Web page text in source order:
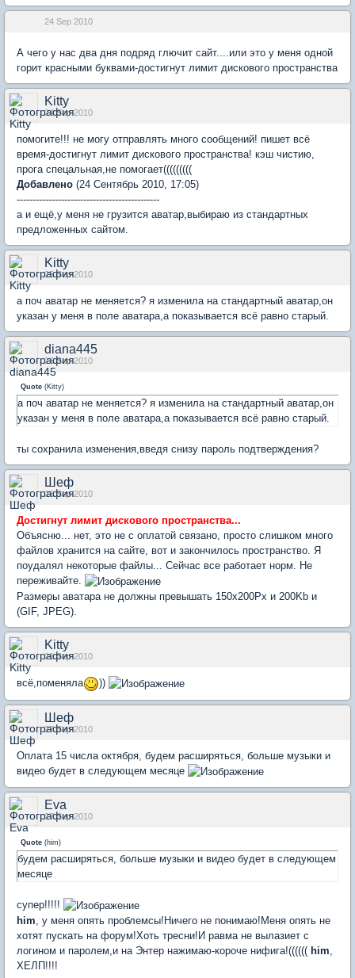
24 Sep 2010
А чего у нас два дня подряд глючит сайт....или это у меня одной
горит красными буквами-достигнут лимит дискового пространства
Kitty
24 Sep 2010
помогите!!! не могу отправлять много сообщений! пишет всё
время-достигнут лимит дискового пространства! кэш чистию,
прога спецальная,не помогает(((((((((
Добавлено (24 Сентябрь 2010, 17:05)
---------------------------------------------
а и ещё,у меня не грузится аватар,выбираю из стандартных
предложенных сайтом.
Kitty
25 Sep 2010
а поч аватар не меняется? я изменила на стандартный аватар,он
указан у меня в поле аватара,а показывается всё равно старый.
diana445
26 Sep 2010
Quote (Kitty)
а поч аватар не меняется? я изменила на стандартный аватар,он
указан у меня в поле аватара,а показывается всё равно старый.
ты сохранила изменения,введя снизу пароль подтверждения?
Шеф
26 Sep 2010
Достигнут лимит дискового пространства...
Объясню... нет, это не с оплатой связано, просто слишком много
файлов хранится на сайте, вот и закончилось пространство. Я
поудалял некоторые файлы... Сейчас все работает норм. Не
переживайте.
Размеры аватара не должны превышать 150x200Px и 200Kb и
(GIF, JPEG).
Kitty
26 Sep 2010
всё,поменяла ))
Шеф
27 Sep 2010
Оплата 15 числа октября, будем расширяться, больше музыки и
видео будет в следующем месяце
Eva
27 Sep 2010
Quote (him)
будем расширяться, больше музыки и видео будет в следующем
месяце
супер!!!!!
him , у меня опять проблемсы!Ничего не понимаю!Меня опять не
хотят пускать на форум!Хоть тресни!И равма не вылазиет с
логином и паролем,и на Энтер нажимаю-короче нифига!(((((( him
ХЕЛП!!!!